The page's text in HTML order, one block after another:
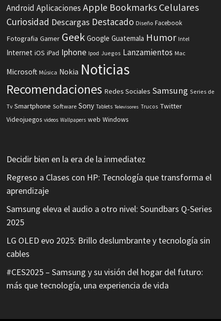
Android Aplicaciones Apple Bookmarks Celulares
Curiosidad Descargas Destacado Diseño Facebook
Fotografia Gamer Geek Google Guatemala Humor Intel
Internet iOS iPad Iphone Ipod Juegos Lanzamientos Mac
Microsoft Música Nokia Noticias
Recomendaciones Redes Sociales Samsung Series de
Tv Smartphone Software Sony Tablets Televisores Trucos Twitter
Videojuegos videos Wallpapers web Windows
Decidir bien en la era de la inmediatez
Regreso a Clases con HP: Tecnología que transforma el
aprendizaje
Samsung eleva el audio a otro nivel: Soundbars Q-Series
2025
LG OLED evo 2025: Brillo deslumbrante y tecnología sin
cables
#CES2025 – Samsung y su visión del hogar del futuro:
más que tecnología, una experiencia de vida